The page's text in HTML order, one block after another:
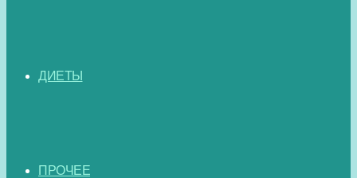
ДИЕТЫ
ПРОЧЕЕ